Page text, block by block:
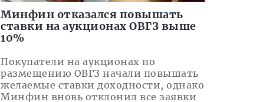
Минфин отказался повышать
ставки на аукционах ОВГЗ выше
10%
Покупатели на аукционах по
размещению ОВГЗ начали повышать
желаемые ставки доходности, однако
Минфин вновь отклонил все заявки